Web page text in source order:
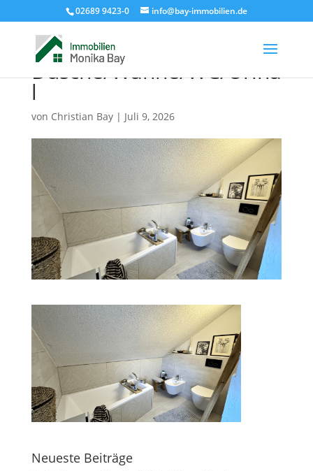
02689 9423-0 info@bay-immobilien.de
Badezimmer mit
Dusche/Wanne/WC/Urina
l
von Christian Bay| Juli 9, 2026
Neueste Beiträge